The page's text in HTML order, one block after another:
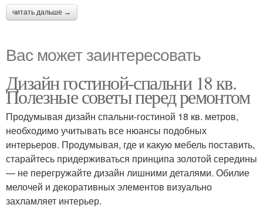
читать дальше →
Вас может заинтересовать
Дизайн гостиной-спальни 18 кв.
Полезные советы перед ремонтом
Продумывая дизайн спальни-гостиной 18 кв. метров,
необходимо учитывать все нюансы подобных
интерьеров. Продумывая, где и какую мебель поставить,
старайтесь придерживаться принципа золотой середины
— не перегружайте дизайн лишними деталями. Обилие
мелочей и декоративных элементов визуально
захламляет интерьер.